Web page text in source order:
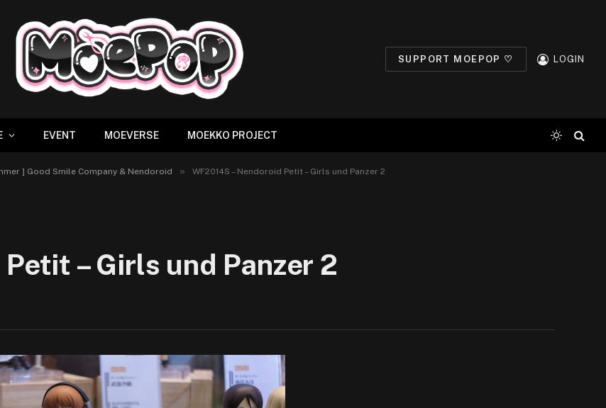
SUPPORT MOEPOP ♡ LOGIN
EVENT MOEVERSE MOEKKO PROJECT
] Good Smile Company & Nendoroid » WF2014S – Nendoroid Petit – Girls und Panzer 2
– Girls und Panzer 2